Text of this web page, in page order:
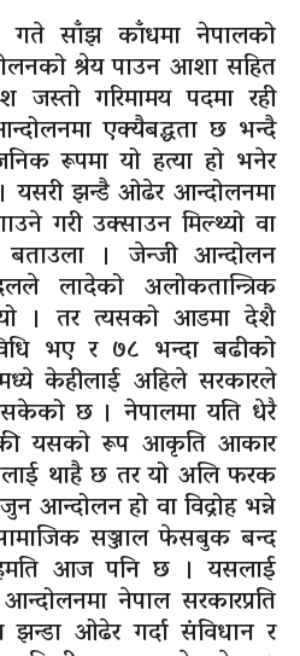
गते साँझ काँधमा नेपालको
श्रेय पाउन आशा सहित
जस्तो गरिमामय पदमा रही
एक्यैबद्धता छ भन्दै
रूपमा यो हत्या हो भनेर
यसरी झन्डै ओढेर आन्दोलनमा
गरी उक्साउन मिल्थ्यो वा
बताउला । जेन्जी आन्दोलन
लादेको अलोकतान्त्रिक
। तर त्यसको आडमा देशै
भए र ७८ भन्दा बढीको
केहीलाई अहिले सरकारले
छ । नेपालमा यति धेरै
यसको रूप आकृति आकार
थाहै छ तर यो अलि फरक
हो वा विद्रोह भन्ने
सञ्जाल फेसबुक बन्द
आज पनि छ । यसलाई
नेपाल सरकारप्रति
ओढेर गर्दा संविधान र